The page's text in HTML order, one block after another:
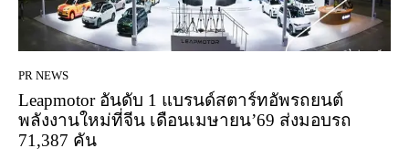
PR NEWS
Leapmotor อันดับ 1 แบรนด์สตาร์ทอัพรถยนต์
พลังงานใหม่ที่จีน เดือนเมษายน’69 ส่งมอบรถ
71,387 คัน